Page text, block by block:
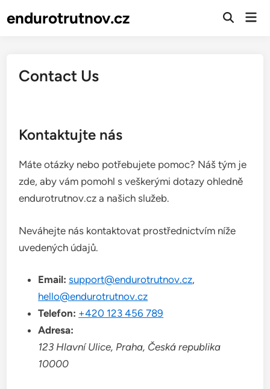
toendurotrutnov.cz
Open
Contact Us
Kontaktujte nás
Máte otázky nebo potřebujete pomoc? Náš tým je
zde, aby vám pomohl s veškerými dotazy ohledně
endurotrutnov.cz a našich služeb.
Neváhejte nás kontaktovat prostřednictvím níže
uvedených údajů.
Email: support@endurotrutnov.cz,
hello@endurotrutnov.cz
Telefon: +420 123 456 789
Adresa:
123 Hlavní Ulice, Praha, Česká republika
10000